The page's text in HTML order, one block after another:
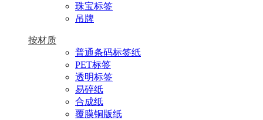
珠宝标签
吊牌
按材质
普通条码标签纸
PET标签
透明标签
易碎纸
合成纸
覆膜铜版纸